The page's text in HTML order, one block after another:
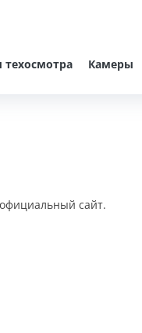
техосмотра Камеры
сайт.